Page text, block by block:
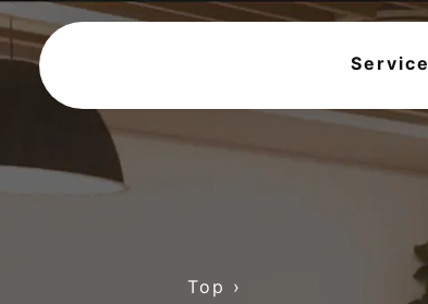
Service
Top ›